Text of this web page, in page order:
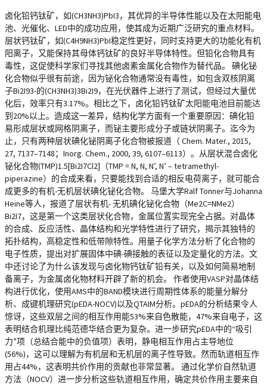
卤化铅钙钛矿，如(CH3NH3)PbI3，其优异的半导体性能以及在太阳能电
池、光催化、LED中的成功应用，使其成为近期广泛研究的重点材料。
层状钙钛矿，如(C4H9NH3)PbI稳定性更好，同时支持更大的功能化有机
阳离子，又能保持其母体钙钛矿的良好半导体特性。但铅化合物具有
毒性，这促使科学家们寻找其他卤素金属化合物作为替代品。 碘化铋
化合物似乎很有前途，因为铋化合物通常没有毒性，如包含双核阴离
子Bi2I93-的(CH3NH3)3Bi2I9，在光伏器件上进行了测试，但经过大量优
化后，效率只有3.17%。相比之下，卤化铅钙钛矿太阳能电池目前能达
到20%以上。造成这一差异，结构化学方面有一个重要原因：碘化铅
易形成层状或网格阴离子，而铋主要形成分子或链状阴离子。迄今为
止，只有两种层状碘化铋阴离子化合物被报道（ Chem. Mater., 2015,
27, 7137–7148；Inorg. Chem., 2000, 39, 6107–6113）。从层状混合卤化
铋化合物(TMP)1.5[Bi2I7Cl2]（TMP = N, N, N’, N’ – tetramethyl-
piperazine）的合成来看，只要能找到合适的相反电荷离子，就可能合
成更多的有机-无机层状碘化铋化合物。 马堡大学Ralf Tonner与Johanna
Heine等人，报道了层状有机- 无机碘化铋化合物（Me2C=NMe2）
Bi2I7，这是第一个这类层状化合物，金属位置实现完全占据。对晶体
的合成、反应活性、晶体结构和光学特性进行了研究，揭示其独特的
拓扑结构，高稳定性和低带隙特性。用量子化学方法分析了化合物的
电子性质，提出对扩展固体中碘-碘接触的表征以及定量化的方法。文
中还讨论了为什么该发现与卤化物钙钛矿铅有关，以及如何简易地制
备离子，为金属卤化物材料开辟了新的机会。 作者使用VASP对晶体结
构进行优化，使用AMS中的BAND模块进行周期性体系的能量分解分
析、成键机理研究(pEDA-NOCV)以及QTAIM分析。pEDA的分析结果令人
惊讶，这些双层之间的相互作用能53%来自色散能，47%来自电子，这
表明结合机理比纯范德华结合更为复杂。进一步研究pEDA中的“吸引
力”项（总结合能中的负值项）表明，静电相互作用占主导地位
(56%)，这可以理解为有机层和无机层的离子性导致。然而轨道相互作
用占44%，这表明共价作用的贡献也非常显著。 通过化学价自然轨道
方法（NOCV）进一步分析这些轨道相互作用，确定共价作用主要来自